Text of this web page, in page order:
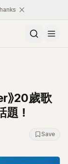
》20歲歌
題！
Save